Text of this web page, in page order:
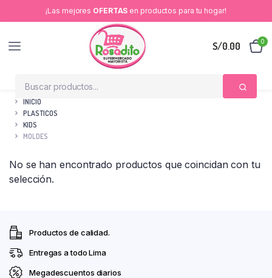
¡Las mejores OFERTAS en productos para tu hogar!
S/0.00 0
INICIO
PLASTICOS
KIDS
MOLDES
No se han encontrado productos que coincidan con tu
selección.
Productos de calidad.
Entregas a todo Lima
Megadescuentos diarios